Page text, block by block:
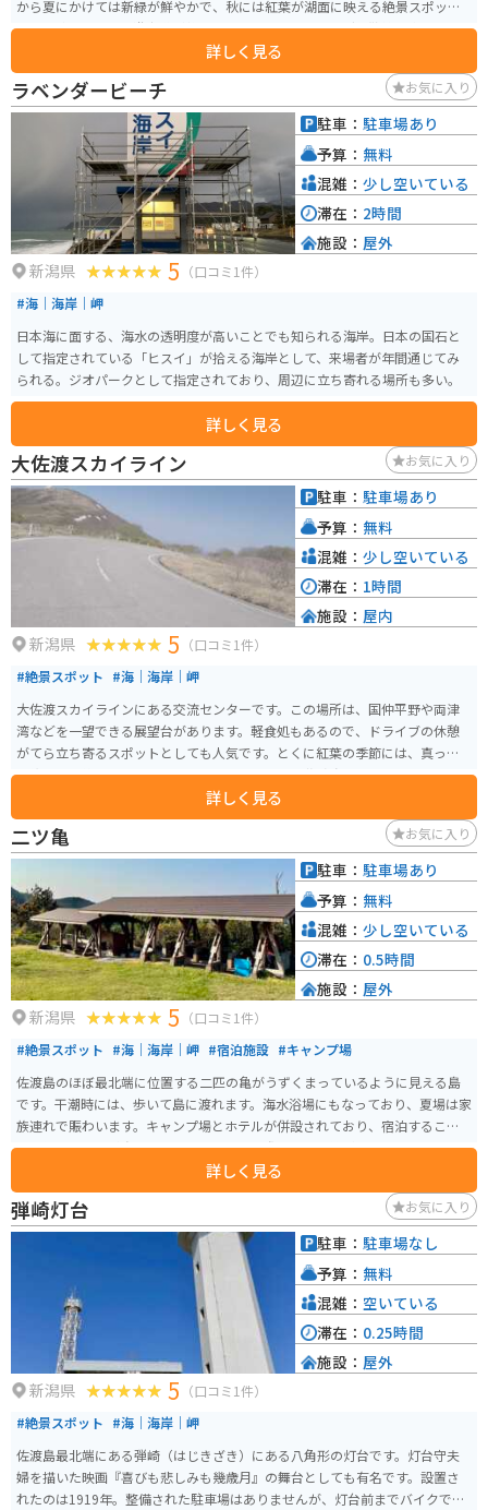
から夏にかけては新緑が鮮やかで、秋には紅葉が湖面に映える絶景スポット
です。池の周囲には遊歩道が整備されており、ハイキングや散策を楽しむこ
を楽しみながら自然と触れ合うことができる場所です。高浪の池は、白馬岳
から流れる雪解け水が溜まった自然の湖で、周辺には伝説や神話も多く残さ
れています。神秘的な雰囲気を持つこの湖は、地元でも大切に保護されてお
り、静寂の中で豊かな自然を満喫できるスポットです。
詳しく見る
ラベンダービーチ お気に入り
新潟県 5 （口コミ1件）
#海｜海岸｜岬
日本海に面する、海水の透明度が高いことでも知られる海岸。日本の国石と
して指定されている「ヒスイ」が拾える海岸として、来場者が年間通じてみ
られる。ジオパークとして指定されており、周辺に立ち寄れる場所も多い。
詳しく見る
駐車： 駐車場あり
予算： 無料
混雑： 少し空いている
滞在： 2時間
施設： 屋外
大佐渡スカイライン お気に入り
新潟県 5 （口コミ1件）
#絶景スポット #海｜海岸｜岬
大佐渡スカイラインにある交流センターです。この場所は、国仲平野や両津
湾などを一望できる展望台があります。軽食処もあるので、ドライブの休憩
がてら立ち寄るスポットとしても人気です。とくに紅葉の季節には、真っ赤
に染まった絶景を見れるのでとってもおすすめ！佐渡島のパノラマをぜひ体
詳しく見る
駐車： 駐車場あり
予算： 無料
混雑： 少し空いている
滞在： 1時間
施設： 屋内
二ツ亀 お気に入り
新潟県 5 （口コミ1件）
#絶景スポット #海｜海岸｜岬 #宿泊施設 #キャンプ場
佐渡島のほぼ最北端に位置する二匹の亀がうずくまっているように見える島
です。干潮時には、歩いて島に渡れます。海水浴場にもなっており、夏場は家
族連れで賑わいます。キャンプ場とホテルが併設されており、宿泊すること
も可能です。風が強いのでキャンプをする際はタープ等が飛ばされないよう
詳しく見る
駐車： 駐車場あり
予算： 無料
混雑： 少し空いている
滞在： 0.5時間
施設： 屋外
弾崎灯台 お気に入り
新潟県 5 （口コミ1件）
#絶景スポット #海｜海岸｜岬
佐渡島最北端にある弾崎（はじきざき）にある八角形の灯台です。灯台守夫
婦を描いた映画『喜びも悲しみも幾歳月』の舞台としても有名です。設置さ
れたのは1919年。整備された駐車場はありませんが、灯台前までバイクで行
駐車： 駐車場なし
予算： 無料
混雑： 空いている
滞在： 0.25時間
施設： 屋外